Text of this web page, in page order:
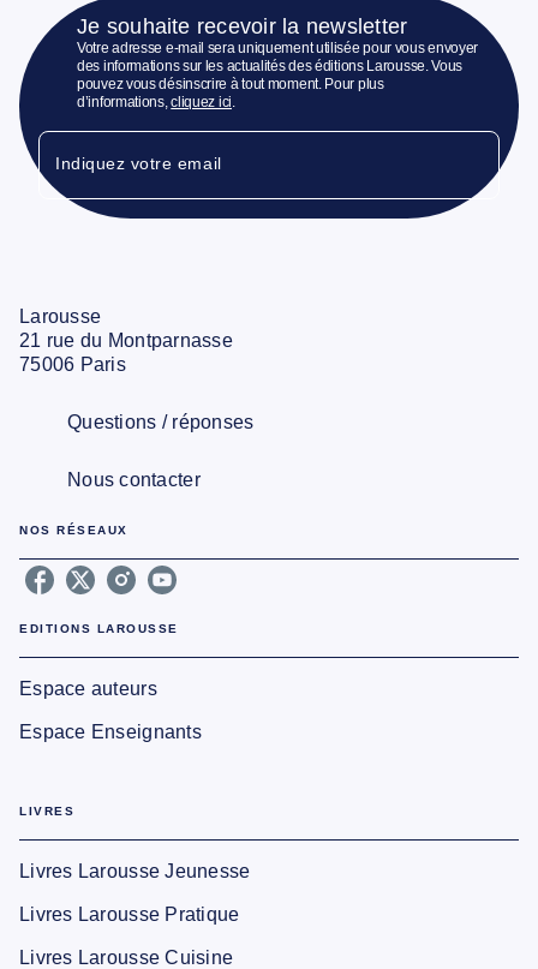
Je souhaite recevoir la newsletter
Votre adresse e-mail sera uniquement utilisée pour vous envoyer
des informations sur les actualités des éditions Larousse. Vous
pouvez vous désinscrire à tout moment. Pour plus
d’informations,cliquez ici
Indiquez votre email
Larousse
21 rue du Montparnasse
75006 Paris
Questions / réponses
Nous contacter
NOS RÉSEAUX
EDITIONS LAROUSSE
Espace auteurs
Espace Enseignants
LIVRES
Livres Larousse Jeunesse
Livres Larousse Pratique
Livres Larousse Cuisine